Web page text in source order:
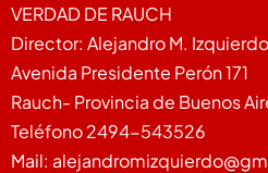
VERDAD DE RAUCH
Director: Alejandro M. Izquierdo
Avenida Presidente Perón 171
Rauch- Provincia de Buenos
Teléfono 2494-543526
Mail: